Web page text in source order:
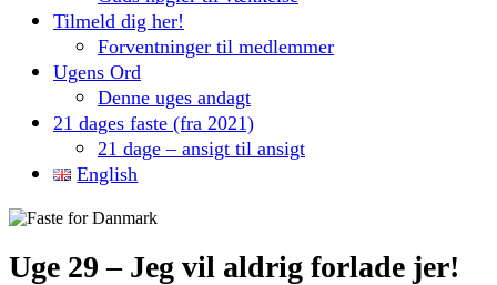
Tilmeld dig her!
Forventninger til medlemmer
Ugens Ord
Denne uges andagt
21 dages faste (fra 2021)
21 dage – ansigt til ansigt
English
Uge 29 – Jeg vil aldrig forlade jer!